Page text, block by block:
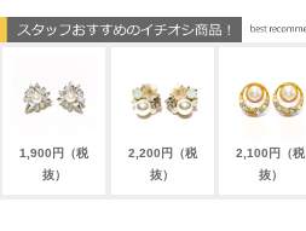
1,900円（税
抜）
2,200円（税
抜）
2,100円（税
抜）